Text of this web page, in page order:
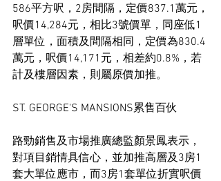
586平方呎，2房間隔，定價837.1萬元，
呎價14,284元，相比3號價單，同座低1
層單位，面積及間隔相同，定價為830.4
萬元，呎價14,171元，相差約0.8%，若
計及樓層因素，則屬原價加推。
ST. GEORGE'S MANSIONS累售百伙
路勁銷售及市場推廣總監顏景鳳表示，
對項目銷情具信心，並加推高層及3房1
套大單位應市，而3房1套單位折實呎價